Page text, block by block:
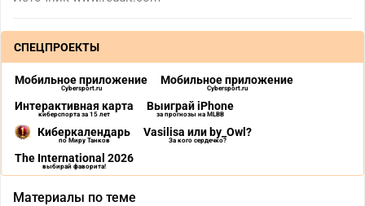
СПЕЦПРОЕКТЫ
Мобильное приложение
Cybersport.ru
Мобильное приложение
Cybersport.ru
Интерактивная карта
киберспорта за 15 лет
Выиграй iPhone
за прогнозы на MLBB
Киберкалендарь
по Миру Танков
Vasilisa или by_Owl?
За кого сердечко?
The International 2026
выбирай фаворита!
Материалы по теме